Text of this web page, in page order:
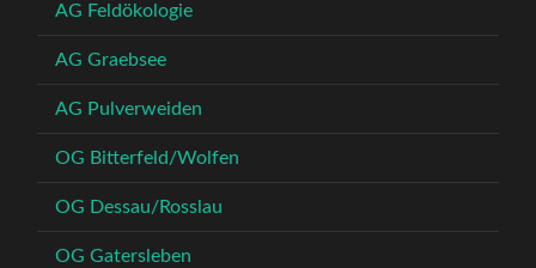
AG Feldökologie
AG Graebsee
AG Pulverweiden
OG Bitterfeld/Wolfen
OG Dessau/Rosslau
OG Gatersleben